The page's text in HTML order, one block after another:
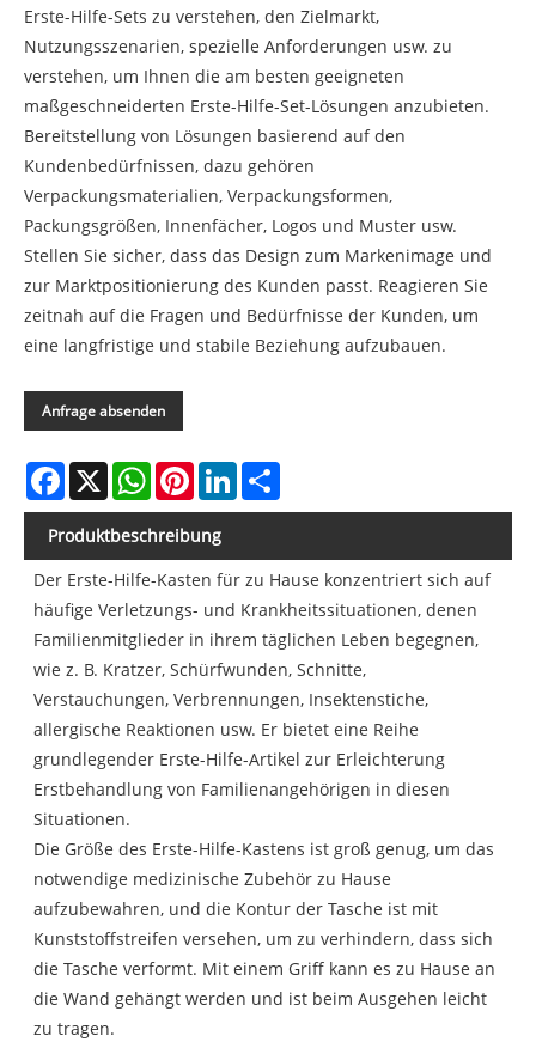
Erste-Hilfe-Sets zu verstehen, den Zielmarkt,
Nutzungsszenarien, spezielle Anforderungen usw. zu
verstehen, um Ihnen die am besten geeigneten
maßgeschneiderten Erste-Hilfe-Set-Lösungen anzubieten.
Bereitstellung von Lösungen basierend auf den
Kundenbedürfnissen, dazu gehören
Verpackungsmaterialien, Verpackungsformen,
Packungsgrößen, Innenfächer, Logos und Muster usw.
Stellen Sie sicher, dass das Design zum Markenimage und
zur Marktpositionierung des Kunden passt. Reagieren Sie
zeitnah auf die Fragen und Bedürfnisse der Kunden, um
eine langfristige und stabile Beziehung aufzubauen.
Anfrage absenden
Facebook
X WhatsAppPinterestLinkedIn
Produktbeschreibung
Der Erste-Hilfe-Kasten für zu Hause konzentriert sich auf
häufige Verletzungs- und Krankheitssituationen, denen
Familienmitglieder in ihrem täglichen Leben begegnen,
wie z. B. Kratzer, Schürfwunden, Schnitte,
Verstauchungen, Verbrennungen, Insektenstiche,
allergische Reaktionen usw. Er bietet eine Reihe
grundlegender Erste-Hilfe-Artikel zur Erleichterung
Erstbehandlung von Familienangehörigen in diesen
Situationen.
Die Größe des Erste-Hilfe-Kastens ist groß genug, um das
notwendige medizinische Zubehör zu Hause
aufzubewahren, und die Kontur der Tasche ist mit
Kunststoffstreifen versehen, um zu verhindern, dass sich
die Tasche verformt. Mit einem Griff kann es zu Hause an
die Wand gehängt werden und ist beim Ausgehen leicht
zu tragen.